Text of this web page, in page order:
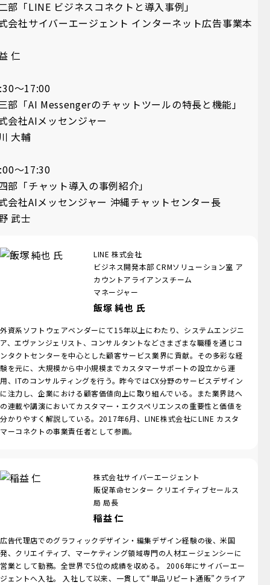
部「LINE ビジネスコネクトと導入事例」
会社サイバーエージェント インターネット広告事業本
仁
～17:00
部「AI Messengerのチャットツールの特長と機能」
会社AIメッセンジャー
大輔
～17:30
部「チャット導入の事例紹介」
会社AIメッセンジャー 沖縄チャットセンター長
武士
LINE 株式会社
ビジネス開発本部 CRMソリューション室 ア
カウントアライアンスチーム
マネージャー
飯塚 純也 氏
外資系ソフトウェアベンダーにて15年以上にわたり、システムエンジニ
ア、エヴァンジェリスト、コンサルタントなどさまざまな職種を通じコ
ンタクトセンターを中心とした顧客サービス業界に貢献。その多彩な経
験を元に、大規模から中小規模までカスタマーサポートの設立から運
用、ITのコンサルティングを行う。昨今ではCX分野のサービスデザイン
に注力し、企業における顧客価値向上に取り組んでいる。また業界誌へ
の連載や講演においてカスタマー・エクスペリエンスの重要性と価値を
分かりやすく解説している。2017年6月、LINE株式会社にLINE カスタ
マーコネクトの事業責任者として参画。
株式会社サイバーエージェント
販促革命センター クリエイティブセールス
局 局長
稲益 仁
広告代理店でのグラフィックデザイン・編集デザイン経験の後、米国
発、クリエイティブ、マーケティング領域専門の人材エージェンシーに
営業として勤務。全世界で5位の成績を収める。 2006年にサイバーエー
ジェントへ入社。 入社して以来、一貫して“単品リピート通販”クライア